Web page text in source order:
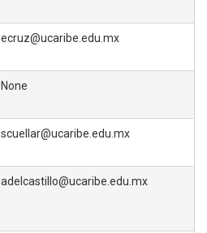
ecruz@ucaribe.edu.mx
None
scuellar@ucaribe.edu.mx
adelcastillo@ucaribe.edu.mx